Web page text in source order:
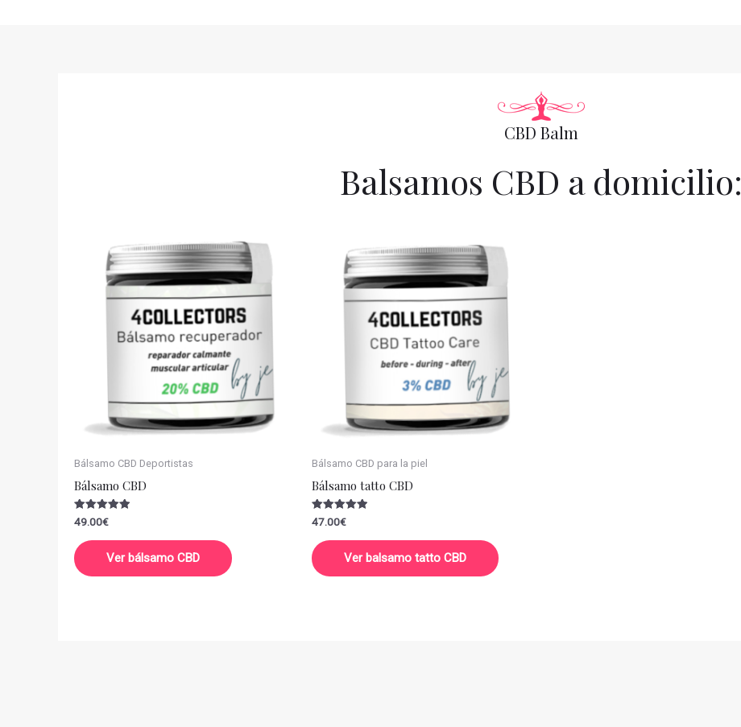
CBD Balm
Balsamos CBD a domicilio:
Bálsamo CBD Deportistas
Bálsamo CBD
Valorado
con
5.00
de 5
49.00€
Ver bálsamo CBD
Bálsamo CBD para la piel
Bálsamo tatto CBD
Valorado
con
5.00
de 5
47.00€
Ver balsamo tatto CBD